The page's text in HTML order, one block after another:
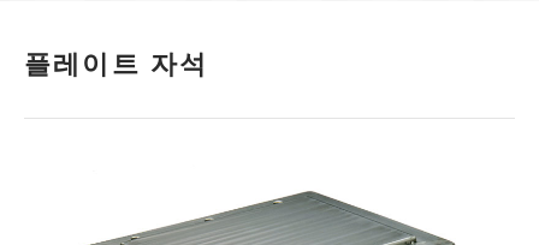
다운로드
기업정보
산업 재산권
플레이트 자석